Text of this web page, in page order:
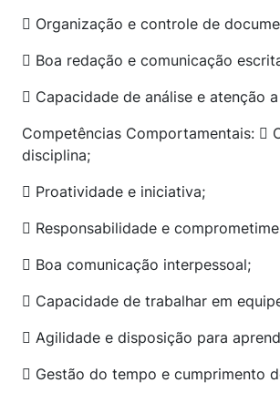
 Organização e controle de
 Boa redação e comunicação
 Capacidade de análise e atenção
Competências Comportamentais: 
disciplina;
 Proatividade e iniciativa;
 Responsabilidade e
 Boa comunicação interpessoal;
 Capacidade de trabalhar em
 Agilidade e disposição para
 Gestão do tempo e cumprimento